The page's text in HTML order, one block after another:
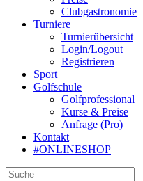
Clubgastronomie
Turniere
Turnierübersicht
Login/Logout
Registrieren
Sport
Golfschule
Golfprofessional
Kurse & Preise
Anfrage (Pro)
Kontakt
#ONLINESHOP